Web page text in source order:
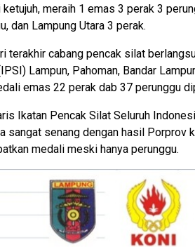
meraih 1 emas 3 perak 3
dan Lampung Utara 3 perak.
terakhir cabang pencak silat
Lampun, Pahoman, Bandar
emas 22 perak dab 37 perunggu
Ikatan Pencak Silat Seluruh
sangat senang dengan hasil Porprov
medali meski hanya perunggu.